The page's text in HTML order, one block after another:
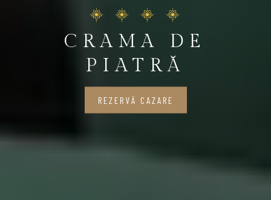
CRAMA DE
PIATRĂ
REZERVĂ CAZARE